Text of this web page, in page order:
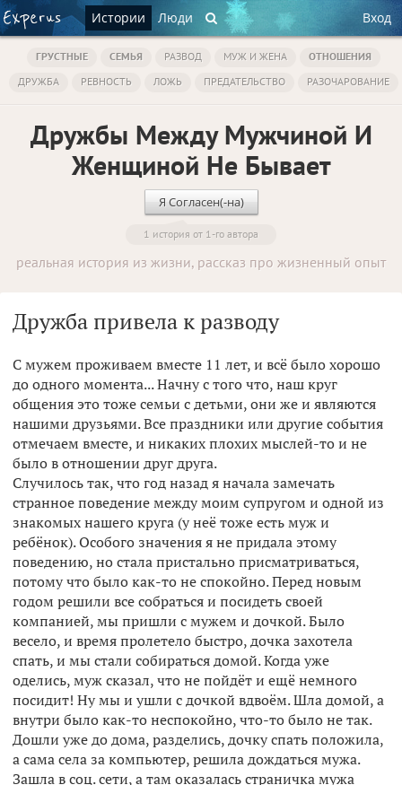
Истории Люди Вход
ГРУСТНЫЕ СЕМЬЯ РАЗВОД МУЖ И ЖЕНА
ОТНОШЕНИЯ
ДРУЖБА
РЕВНОСТЬ ЛОЖЬ ПРЕДАТЕЛЬСТВО РАЗОЧАРОВАНИЕ
Дружбы Между Мужчиной И
Женщиной Не Бывает
Я Согласен(-на)
1 история от 1-го автора
реальная история из жизни, рассказ про жизненный опыт
Дружба привела к разводу
С мужем проживаем вместе 11 лет, и всё было хорошо
до одного момента... Начну с того что, наш круг
общения это тоже семьи с детьми, они же и являются
нашими друзьями. Все праздники или другие события
отмечаем вместе, и никаких плохих мыслей-то и не
было в отношении друг друга.
Случилось так, что год назад я начала замечать
странное поведение между моим супругом и одной из
знакомых нашего круга (у неё тоже есть муж и
ребёнок). Особого значения я не придала этому
поведению, но стала пристально присматриваться,
потому что было как-то не спокойно. Перед новым
годом решили все собраться и посидеть своей
компанией, мы пришли с мужем и дочкой. Было
весело, и время пролетело быстро, дочка захотела
спать, и мы стали собираться домой. Когда уже
оделись, муж сказал, что не пойдёт и ещё немного
посидит! Ну мы и ушли с дочкой вдвоём. Шла домой, а
внутри было как-то неспокойно, что-то было не так.
Дошли уже до дома, разделись, дочку спать положила,
а сама села за компьютер, решила дождаться мужа.
Зашла в соц. сети, а там оказалась страничка мужа